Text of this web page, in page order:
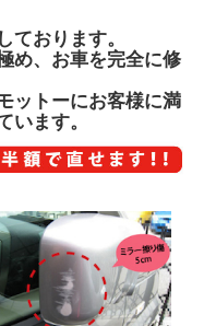
ております。
め、お車を完全に修
ットーにお客様に満
います。